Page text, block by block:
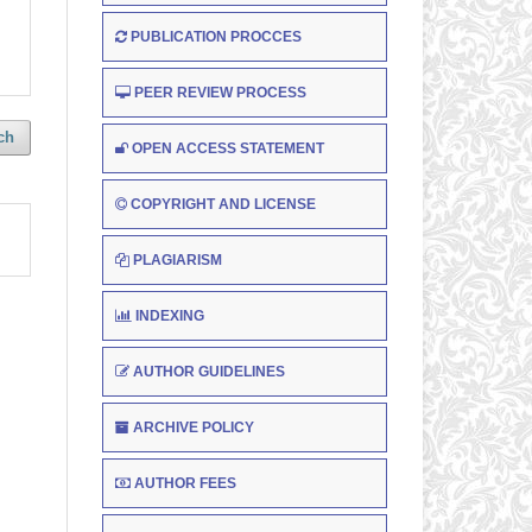
PUBLICATION PROCCES
PEER REVIEW PROCESS
OPEN ACCESS STATEMENT
COPYRIGHT AND LICENSE
PLAGIARISM
INDEXING
AUTHOR GUIDELINES
ARCHIVE POLICY
AUTHOR FEES